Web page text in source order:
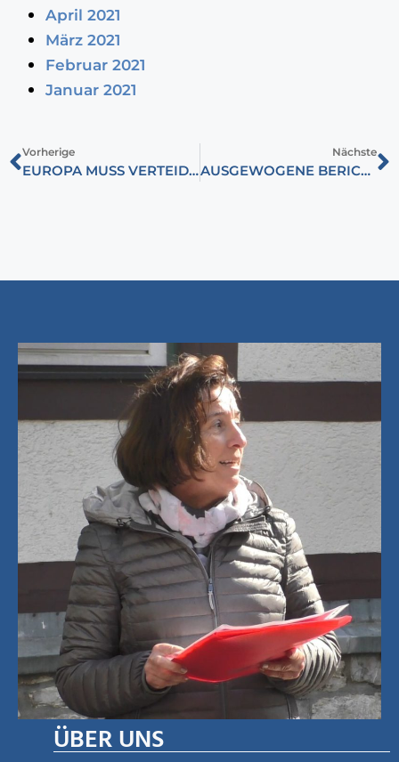
April 2021
März 2021
Februar 2021
Januar 2021
Vorherige
EUROPA MUSS VERTEIDIGT WERDEN!
Nächste
AUSGEWOGENE BERICHTERSTATTUNG IN ÖSTERREICH
ÜBER UNS